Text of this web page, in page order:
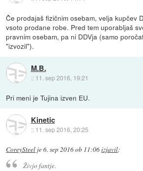
Če prodajaš fizičnim osebam, velja kupčev
vsoto prodane robe. Pred tem uporabljaš
pravnim osebam, pa ni DDVja (samo
"izvozil").
M.B.
:: 11. sep 2016, 19:21
Pri meni je Tujina izven EU.
Kinetic
:: 11. sep 2016, 20:25
CoreySteel je6. sep 2016 ob 11:06izjavil:
Živjo fantje.